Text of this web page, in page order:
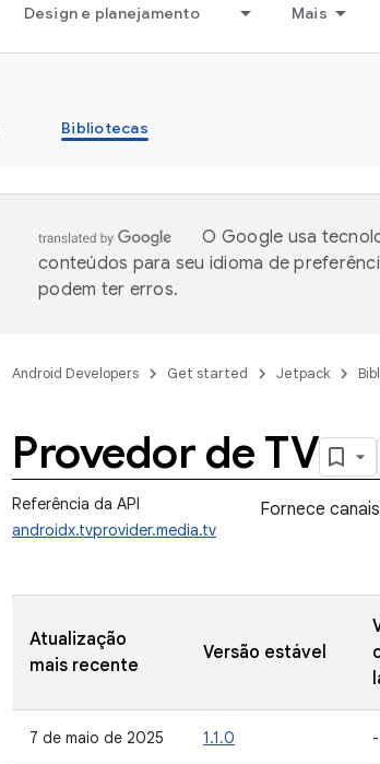
Design e planejamento Mais
Bibliotecas
O Google usa
conteúdos para seu idioma de
podem ter erros.
Android Developers Get started Jetpack
Provedor de TV
Referência da API
androidx.tvprovider.media.tv
Fornece
Atualização
mais recente
Versão estável
7 de maio de 2025 1.1.0 -